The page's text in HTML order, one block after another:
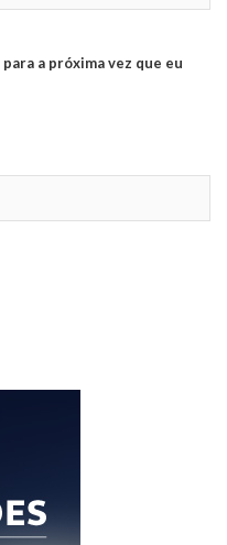
a próxima vez que eu